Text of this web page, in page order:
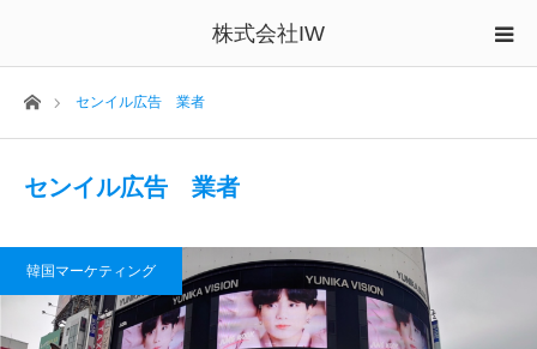
株式会社IW
ホームセンイル広告 業者
センイル広告 業者
韓国マーケティング